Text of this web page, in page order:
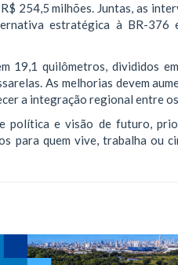
254,5 milhões. Juntas, as
estratégica à BR-376
19,1 quilômetros, divididos
As melhorias devem
a integração regional entre
política e visão de futuro,
para quem vive, trabalha ou